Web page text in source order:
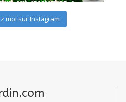
moi sur Instagram